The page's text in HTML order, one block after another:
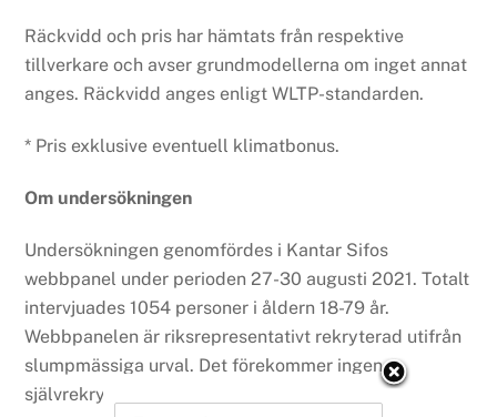
Räckvidd och pris har hämtats från respektive
tillverkare och avser grundmodellerna om inget annat
anges. Räckvidd anges enligt WLTP-standarden.
* Pris exklusive eventuell klimatbonus.
Om undersökningen
Undersökningen genomfördes i Kantar Sifos
webbpanel under perioden 27-30 augusti 2021. Totalt
intervjuades 1054 personer i åldern 18-79 år.
Webbpanelen är riksrepresentativt rekryterad utifrån
slumpmässiga urval. Det förekommer ingen
självrekrytering i Sifos webbpanel.